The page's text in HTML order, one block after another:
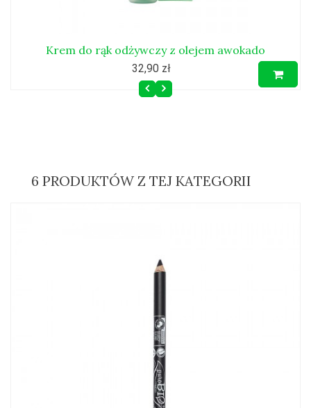
Krem do rąk odżywczy z olejem awokado
32,90 zł
6 PRODUKTÓW Z TEJ KATEGORII